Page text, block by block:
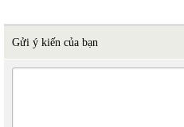
Gửi ý kiến của bạn